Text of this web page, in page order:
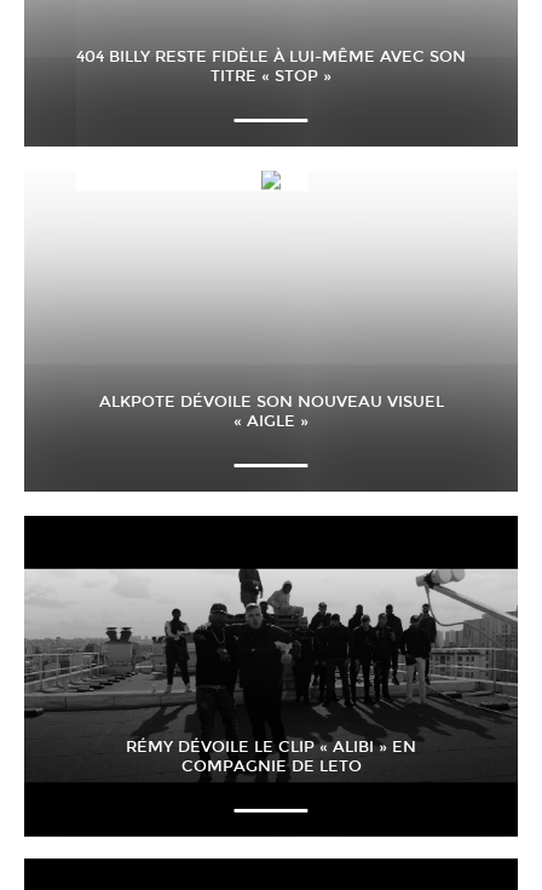
404 BILLY RESTE FIDÈLE À LUI-MÊME AVEC SON
TITRE « STOP »
ALKPOTE DÉVOILE SON NOUVEAU VISUEL
« AIGLE »
RÉMY DÉVOILE LE CLIP « ALIBI » EN
COMPAGNIE DE LETO